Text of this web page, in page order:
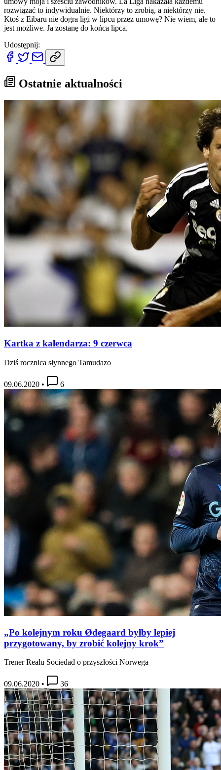
rozwiązać to indywidualnie. Niektórzy to zrobią, a niektórzy nie.
Ktoś z Eibaru nie dogra ligi w lipcu przez umowę? Nie wiem, ale to
jest możliwe. Ja zostanę do końca lipca.
Udostępnij:
Ostatnie aktualności
Kartka z kalendarza: 9 czerwca
Dziś rocznica słynnego Tamudazo
09.06.2020 • 6
„Po kolejnym roku Ødegaard byłby lepiej
przygotowany, by zrobić kolejny krok”
Trener Realu Sociedad o przyszłości Norwega
09.06.2020 • 36